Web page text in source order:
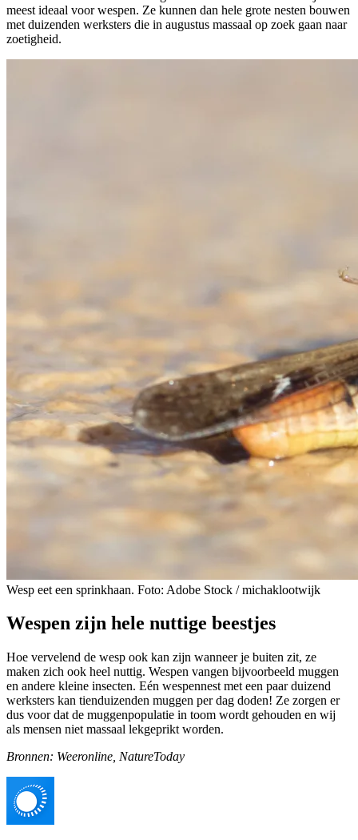
meest ideaal voor wespen. Ze kunnen dan hele grote nesten bouwen
met duizenden werksters die in augustus massaal op zoek gaan naar
zoetigheid.
Wesp eet een sprinkhaan. Foto: Adobe Stock / michaklootwijk
Wespen zijn hele nuttige beestjes
Hoe vervelend de wesp ook kan zijn wanneer je buiten zit, ze
maken zich ook heel nuttig. Wespen vangen bijvoorbeeld muggen
en andere kleine insecten. Eén wespennest met een paar duizend
werksters kan tienduizenden muggen per dag doden! Ze zorgen er
dus voor dat de muggenpopulatie in toom wordt gehouden en wij
als mensen niet massaal lekgeprikt worden.
Bronnen: Weeronline, NatureToday